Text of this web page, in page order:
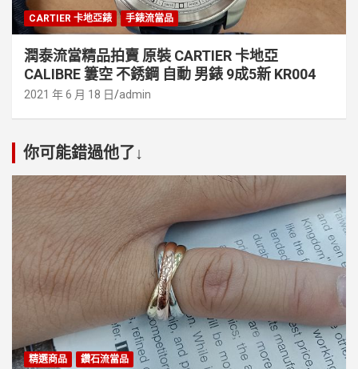
CARTIER 卡地亞錶 手錶流當品
潤泰流當精品拍賣 原裝 CARTIER 卡地亞
CALIBRE 簍空 不銹鋼 自動 男錶 9成5新 KR004
2021 年 6 月 18 日 admin
你可能錯過他了↓
精選商品 鑽石流當品